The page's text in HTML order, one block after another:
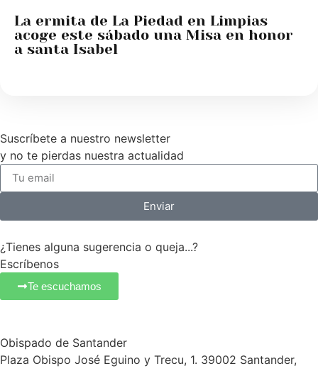
La ermita de La Piedad en Limpias
acoge este sábado una Misa en honor
a santa Isabel
Suscríbete a nuestro newsletter
y no te pierdas nuestra actualidad
Enviar
¿Tienes alguna sugerencia o queja...?
Escríbenos
Te escuchamos
Obispado de Santander
Plaza Obispo José Eguino y Trecu, 1. 39002 Santander,